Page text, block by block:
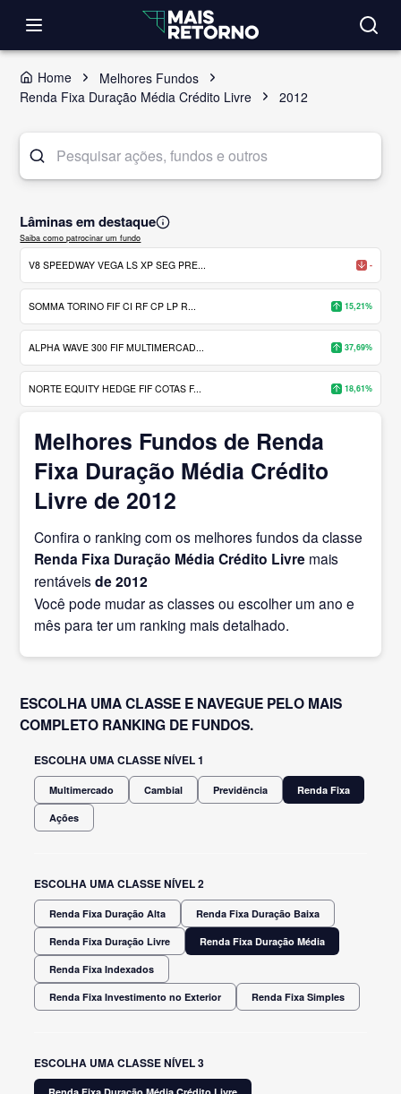
Home
Melhores Fundos
Renda Fixa Duração Média Crédito Livre
2012
Lâminas em destaque
Saiba como patrocinar um fundo
V8 SPEEDWAY VEGA LS XP SEG PRE... -
SOMMA TORINO FIF CI RF CP LP R... 15,21%
ALPHA WAVE 300 FIF MULTIMERCAD... 37,69%
NORTE EQUITY HEDGE FIF COTAS F... 18,61%
Melhores Fundos de Renda
Fixa Duração Média Crédito
Livre de 2012
Confira o ranking com os melhores fundos da classe
Renda Fixa Duração Média Crédito Livre mais
rentáveisde 2012
Você pode mudar as classes ou escolher um ano e
mês para ter um ranking mais detalhado.
ESCOLHA UMA CLASSE E NAVEGUE PELO MAIS
COMPLETO RANKING DE FUNDOS.
ESCOLHA UMA CLASSE NÍVEL 1
Multimercado Cambial Previdência Renda Fixa
Ações
ESCOLHA UMA CLASSE NÍVEL 2
Renda Fixa Duração Alta Renda Fixa Duração Baixa
Renda Fixa Duração Livre Renda Fixa Duração Média
Renda Fixa Indexados
Renda Fixa Investimento no Exterior Renda Fixa Simples
ESCOLHA UMA CLASSE NÍVEL 3
Renda Fixa Duração Média Crédito Livre